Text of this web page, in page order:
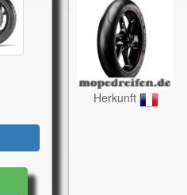
Herkunft